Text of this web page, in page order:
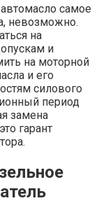
самое
невозможно.
на
и
на моторной
и его
силового
период
замена
гарант